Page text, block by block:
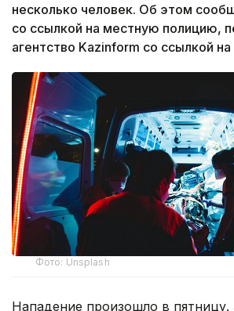
несколько человек. Об этом
со ссылкой на местную полицию,
агентство Kazinform со ссылкой на
Фото: Unsplash
Нападение произошло в